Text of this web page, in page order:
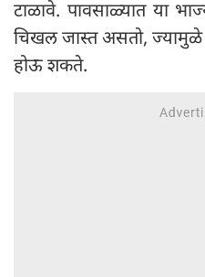
टाळावे. पावसाळ्यात या
चिखल जास्त असतो, ज्यामुळे
होऊ शकते.